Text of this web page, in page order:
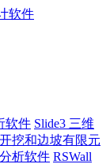
软件 Slide3 三维
挖和边坡有限元
析软件 RSWall